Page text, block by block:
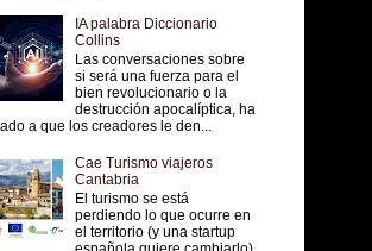
IA palabra Diccionario
Collins
Las conversaciones sobre
si será una fuerza para el
bien revolucionario o la
destrucción apocalíptica, ha
a que los creadores le den...
Cae Turismo viajeros
Cantabria
El turismo se está
perdiendo lo que ocurre en
el territorio (y una startup